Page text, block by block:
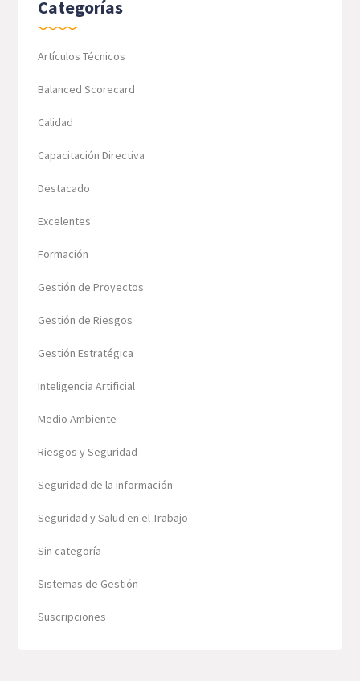
Categorías
Artículos Técnicos
Balanced Scorecard
Calidad
Capacitación Directiva
Destacado
Excelentes
Formación
Gestión de Proyectos
Gestión de Riesgos
Gestión Estratégica
Inteligencia Artificial
Medio Ambiente
Riesgos y Seguridad
Seguridad de la información
Seguridad y Salud en el Trabajo
Sin categoría
Sistemas de Gestión
Suscripciones